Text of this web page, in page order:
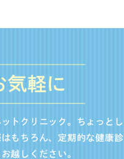
気軽に
トクリニック。ちょっとし
もちろん、定期的な健康診
越しください。